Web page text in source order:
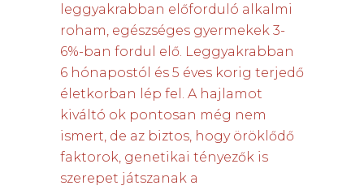
leggyakrabban előforduló alkalmi
roham, egészséges gyermekek 3-
6%-ban fordul elő. Leggyakrabban
6 hónapostól és 5 éves korig terjedő
életkorban lép fel. A hajlamot
kiváltó ok pontosan még nem
ismert, de az biztos, hogy öröklődő
faktorok, genetikai tényezők is
szerepet játszanak a